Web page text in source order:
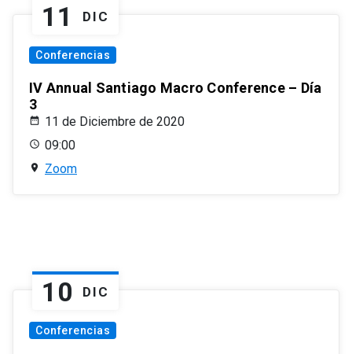
11 DIC
Conferencias
IV Annual Santiago Macro Conference – Día
3
11 de Diciembre de 2020
09:00
Zoom
10 DIC
Conferencias